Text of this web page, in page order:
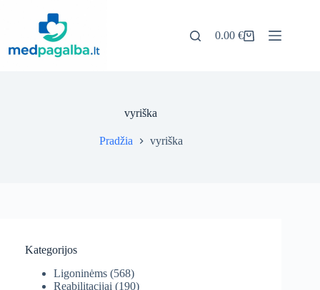
Pirkinių
0.00€
vyriška
Pradžia vyriška
Kategorijos
Ligoninėms (568)
Reabilitacijai (190)